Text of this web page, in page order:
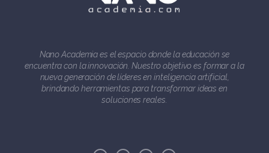
Nano Academia es el espacio donde la educación se
encuentra con la innovación. Nuestro objetivo es formar a la
nueva generación de líderes en inteligencia artificial,
brindando herramientas para transformar ideas en
soluciones reales.